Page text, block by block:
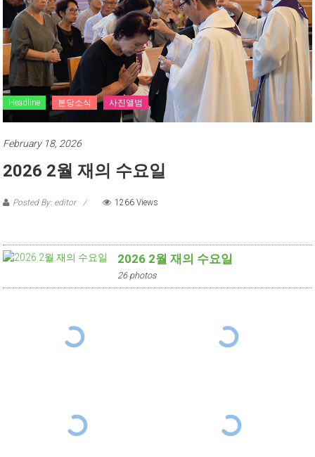
Headline 본당소식 사진앨범
February 18, 2026
2026 2월 재의 수요일
Posted By: editor 1266 Views
2026 2월 재의 수요일
26 photos